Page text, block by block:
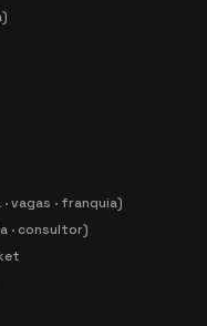
vagas · franquia)
· consultor)